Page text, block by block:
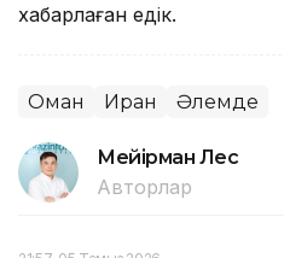
хабарлаған едік.
Оман Иран Әлемде
Мейірман Лес
Авторлар